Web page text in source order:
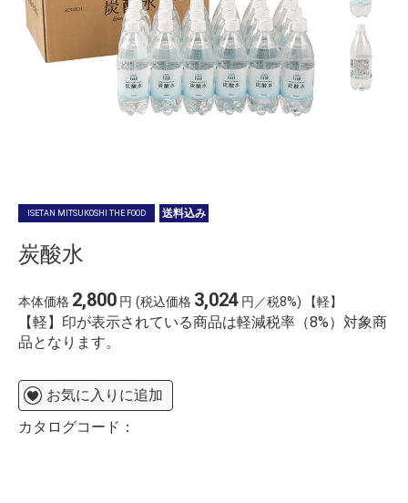
ISETAN MITSUKOSHI THE FOOD 送料込み
炭酸水
本体価格 2,800 円 (税込価格 3,024 円／税8%) 【軽】
【軽】印が表示されている商品は軽減税率（8%）対象商
品となります。
お気に入りに追加
カタログコード：